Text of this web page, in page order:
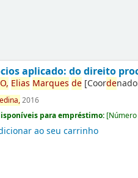
aplicado: do direito
Elias Marques de [Coorde
2016
para empréstimo: [
ao seu carrinho